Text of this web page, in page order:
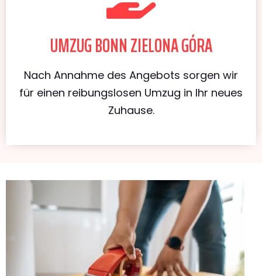
UMZUG BONN ZIELONA GÓRA
Nach Annahme des Angebots sorgen wir
für einen reibungslosen Umzug in Ihr neues
Zuhause.